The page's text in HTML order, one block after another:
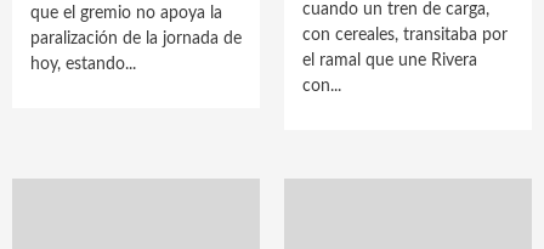
que el gremio no apoya la
paralización de la jornada de
hoy, estando...
cuando un tren de carga,
con cereales, transitaba por
el ramal que une Rivera
con...